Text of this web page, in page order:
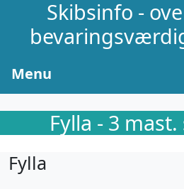
Skibsinfo -
Menu
Fylla - 3
Fylla